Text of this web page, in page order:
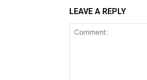
LEAVE A REPLY